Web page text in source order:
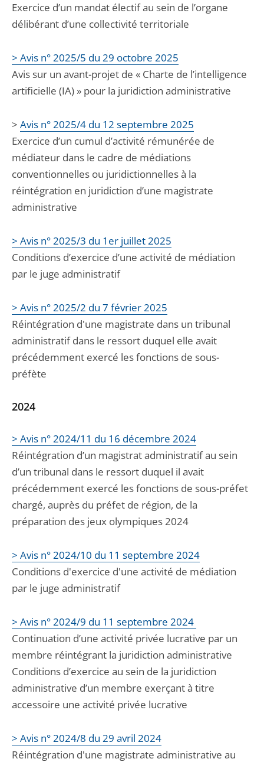
​​​​​​​Exercice d’un mandat électif au sein de l’organe
délibérant d’une collectivité territoriale
> Avis n° 2025/5 du 29 octobre 2025
Avis sur un avant-projet de « Charte de l’intelligence
artificielle (IA) » pour la juridiction administrative
> Avis n° 2025/4 du 12 septembre 2025
Exercice d’un cumul d’activité rémunérée de
médiateur dans le cadre de médiations
conventionnelles ou juridictionnelles à la
réintégration en juridiction d’une magistrate
administrative
> Avis n° 2025/3 du 1er juillet 2025
Conditions d’exercice d’une activité de médiation
par le juge administratif
> Avis n° 2025/2 du 7 février 2025
Réintégration d'une magistrate dans un tribunal
administratif dans le ressort duquel elle avait
précédemment exercé les fonctions de sous-
préfète
2024
> Avis n° 2024/11 du 16 décembre 2024
Réintégration d’un magistrat administratif au sein
d’un tribunal dans le ressort duquel il avait
précédemment exercé les fonctions de sous-préfet
chargé, auprès du préfet de région, de la
préparation des jeux olympiques 2024
> Avis n° 2024/10 du 11 septembre 2024
Conditions d'exercice d'une activité de médiation
par le juge administratif
> Avis n° 2024/9 du 11 septembre 2024
Continuation d’une activité privée lucrative par un
membre réintégrant la juridiction administrative
Conditions d’exercice au sein de la juridiction
administrative d’un membre exerçant à titre
accessoire une activité privée lucrative
> Avis n° 2024/8 du 29 avril 2024
Réintégration d'une magistrate administrative au